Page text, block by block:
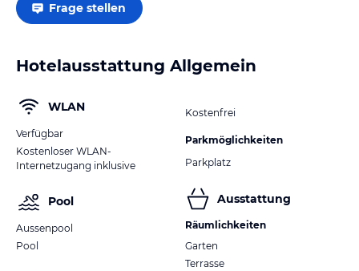
Frage stellen
Hotelausstattung Allgemein
WLAN
Verfügbar
Kostenloser WLAN-
Internetzugang inklusive
Pool
Aussenpool
Pool
Kostenfrei
Parkmöglichkeiten
Parkplatz
Ausstattung
Räumlichkeiten
Garten
Terrasse